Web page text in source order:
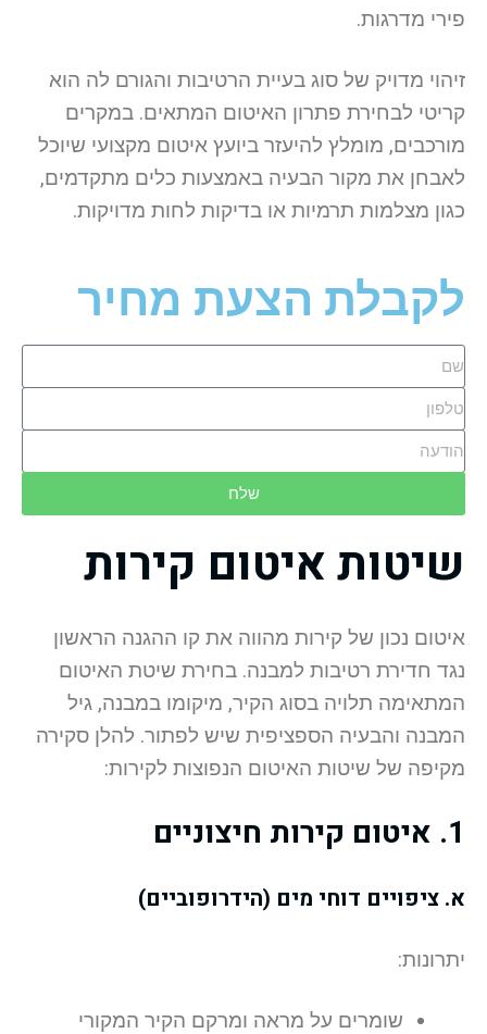
פירי מדרגות.
זיהוי מדויק של סוג בעיית הרטיבות והגורם לה הוא
קריטי לבחירת פתרון האיטום המתאים. במקרים
מורכבים, מומלץ להיעזר ביועץ איטום מקצועי שיוכל
לאבחן את מקור הבעיה באמצעות כלים מתקדמים,
כגון מצלמות תרמיות או בדיקות לחות מדויקות.
לקבלת הצעת מחיר
שלח
שיטות איטום קירות
איטום נכון של קירות מהווה את קו ההגנה הראשון
נגד חדירת רטיבות למבנה. בחירת שיטת האיטום
המתאימה תלויה בסוג הקיר, מיקומו במבנה, גיל
המבנה והבעיה הספציפית שיש לפתור. להלן סקירה
מקיפה של שיטות האיטום הנפוצות לקירות:
1. איטום קירות חיצוניים
א. ציפויים דוחי מים (הידרופוביים)
יתרונות:
שומרים על מראה ומרקם הקיר המקורי